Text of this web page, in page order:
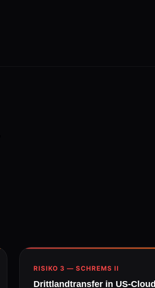
RISIKO 3 — SCHREMS II
Drittlandtransfer in US-Cloud